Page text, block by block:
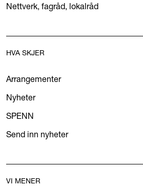
Nettverk, fagråd, lokalråd
HVA SKJER
Arrangementer
Nyheter
SPENN
Send inn nyheter
VI MENER